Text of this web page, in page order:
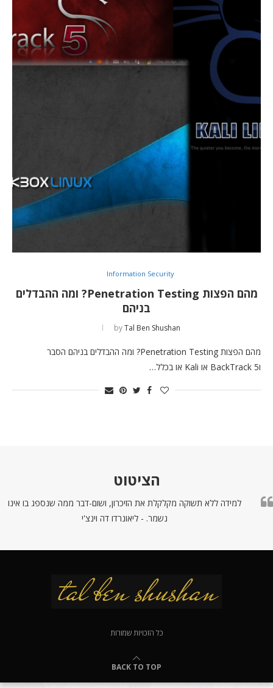
Information Security
מהם הפצות Penetration Testing? ומה ההבדלים
בניהם
byTal Ben Shushan
מהם הפצות Penetration Testing? ומה ההבדלים בניהם הסבר
וBackTrack 5 או Kali או בכלל…
הציטוט
למידה ללא תשוקה מקלקלת את הזיכרון, ושום-דבר ממה שנספג בו אינו
נשמר. - ליאונרדו דה וינצ'י
כל הזכויות שמורות
BACK TO TOP